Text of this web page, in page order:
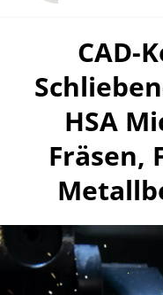
CAD-
HSA
Fräsen,